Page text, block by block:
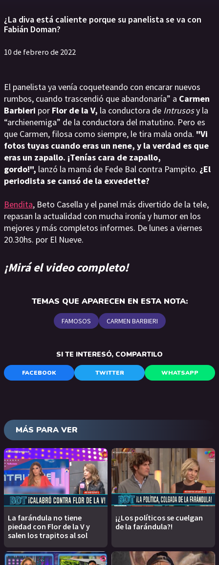
¿La diva está caliente porque su panelista se va con
Fabián Doman?
10 de febrero de 2022
El panelista ya venía coqueteando con encarar nuevos
rumbos, cuando trascendió que abandonaría” a Carmen
Barbieri por Flor de la V, la conductora de Intrusosy la
“archienemiga” de la conductora del matutino. Pero es
que Carmen, filosa como siempre, le tira mala onda. "Vi
fotos tuyas cuando eras un nene, y la verdad es que
eras un zapallo. ¡Tenías cara de zapallo,
gordo!", lanzó la mamá de Fede Bal contra Pampito. ¿El
periodista se cansó de la exvedette?
Bendita, Beto Casella y el panel más divertido de la tele,
repasan la actualidad con mucha ironía y humor en los
mejores y más completos informes. De lunes a viernes
20.30hs. por El Nueve.
¡Mirá el video completo!
TEMAS QUE APARECEN EN ESTA NOTA:
FAMOSOS CARMEN BARBIERI
SI TE INTERESÓ, COMPARTILO
FACEBOOK TWITTER WHATSAPP
MÁS PARA VER
La farándula no tiene
piedad con Flor de la V y
salen los trapitos al sol
¡¿Los políticos se cuelgan
de la farándula?!